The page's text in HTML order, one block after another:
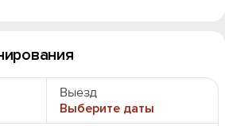
Выезд
Выберите даты
Вход на сайт